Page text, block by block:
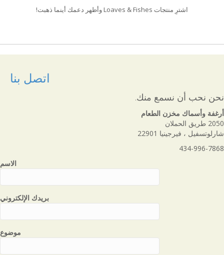
اشترِ منتجات Loaves & Fishes وأظهر دعمك أينما ذهبت!
اتصل بنا
نحن نحب أن نسمع منك.
أرغفة وأسماك مخزن الطعام
2050 طريق الحملان
شارلوتسفيل ، فيرجينيا 22901
434-996-7868
الاسم
بريدك الإلكتروني
موضوع